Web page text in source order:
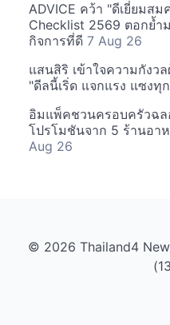
ADVICE คว้า "ดีเยี่ยมสม
Checklist 2569 ตอกย้ำ
กิจการที่ดี 7 Aug 26
แสนสิริ เข้าใจความกังว
"ดีลนี้เริ่ด แจกแรง แซงทุ
อิมแพ็คชวนครอบครัวฉล
โปรโมชันจาก 5 ร้านอา
Aug 26
© 2026 Thailand4